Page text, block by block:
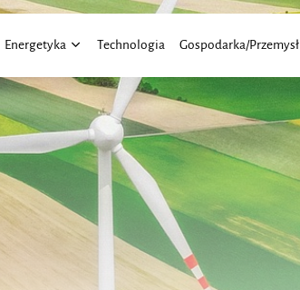
Energetyka
Energia Wiatru
Energia Słoneczna
Technologia Gospodarka/Przemysł